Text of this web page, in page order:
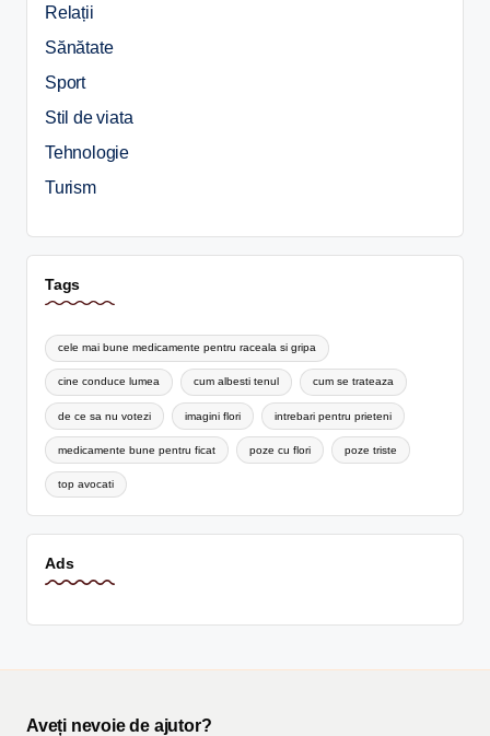
Relații
Sănătate
Sport
Stil de viata
Tehnologie
Turism
Tags
cele mai bune medicamente pentru raceala si gripa
cine conduce lumea cum albesti tenul cum se trateaza
de ce sa nu votezi imagini flori intrebari pentru prieteni
medicamente bune pentru ficat poze cu flori poze triste
top avocati
Ads
Aveți nevoie de ajutor?